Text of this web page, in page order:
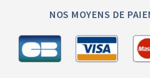
NOS MOYENS DE